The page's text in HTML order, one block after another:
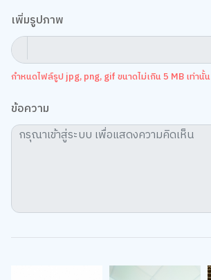
เพิ่มรูปภาพ
กำหนดไฟล์รูป jpg, png, gif ขนาดไม่เกิน 5 MB เท่านั้น
ข้อความ